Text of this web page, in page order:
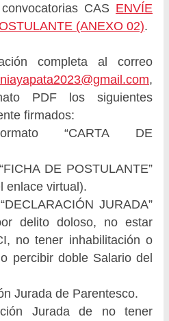
CAS ENVÍE
(ANEXO 02).
completa al correo
,
PDF los siguientes
firmados:
“CARTA DE
DE POSTULANTE”
enlace virtual).
JURADA”
delito doloso, no estar
no tener inhabilitación o
percibir doble Salario del
Jurada de Parentesco.
Jurada de no tener